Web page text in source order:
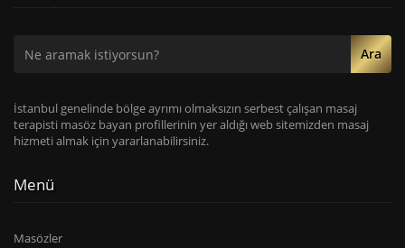
Ara
İstanbul genelinde bölge ayrımı olmaksızın serbest çalışan masaj
terapisti masöz bayan profillerinin yer aldığı web sitemizden masaj
hizmeti almak için yararlanabilirsiniz.
Menü
Masözler